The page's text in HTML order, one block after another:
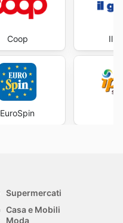
Coop
EuroSpin
Il
Supermercati
Casa e Mobili
Moda